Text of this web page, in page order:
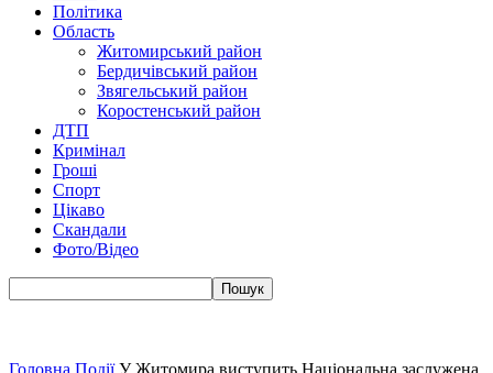
Політика
Область
Житомирський район
Бердичівський район
Звягельський район
Коростенський район
ДТП
Кримінал
Гроші
Спорт
Цікаво
Скандали
Фото/Відео
Головна Події У Житомира виступить Національна заслужена